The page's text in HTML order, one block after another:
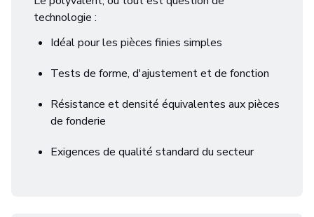
technologie :
Idéal pour les pièces finies simples
Tests de forme, d'ajustement et de fonction
Résistance et densité équivalentes aux pièces
de fonderie
Exigences de qualité standard du secteur